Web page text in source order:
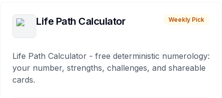
Life Path Calculator Weekly Pick
Life Path Calculator - free deterministic numerology:
your number, strengths, challenges, and shareable
cards.